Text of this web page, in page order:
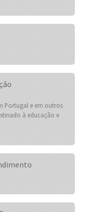
Portugal e em outros
à educação e